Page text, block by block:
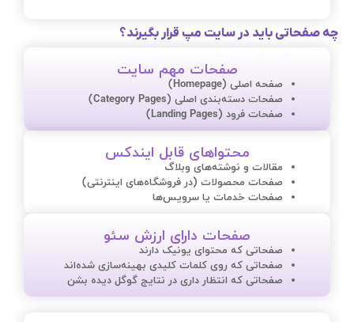
چه صفحاتی باید در سایت مپ قرار بگیرند؟
صفحات مهم سایت
صفحه اصلی (Homepage)
صفحات دسته‌بندی اصلی (Category Pages)
صفحات فرود (Landing Pages)
محتواهای قابل ایندکس
مقالات و نوشته‌های وبلاگ
صفحات محصولات (در فروشگاه‌های اینترنتی)
صفحات خدمات یا سرویس‌ها
صفحات دارای ارزش سئو
صفحاتی که محتوای یونیک دارند
صفحاتی که روی کلمات کلیدی بهینه‌سازی شده‌اند
صفحاتی که انتظار داری در نتایج گوگل دیده بشن